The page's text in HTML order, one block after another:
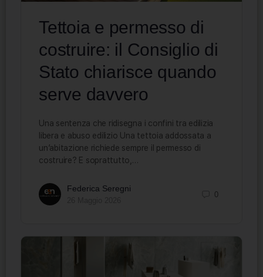
Tettoia e permesso di
costruire: il Consiglio di
Stato chiarisce quando
serve davvero
Una sentenza che ridisegna i confini tra edilizia
libera e abuso edilizio Una tettoia addossata a
un’abitazione richiede sempre il permesso di
costruire? E soprattutto,…
Federica Seregni
0